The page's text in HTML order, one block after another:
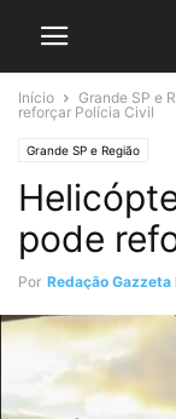
Início Grande SP e
reforçar Polícia Civil
Grande SP e Região
pode
Por Redação Gazzeta